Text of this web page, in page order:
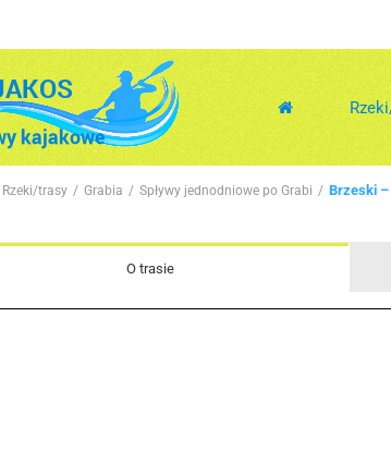
Rzeki/trasy / Grabia / Spływy jednodniowe po Grabi / Brzeski –
O trasie